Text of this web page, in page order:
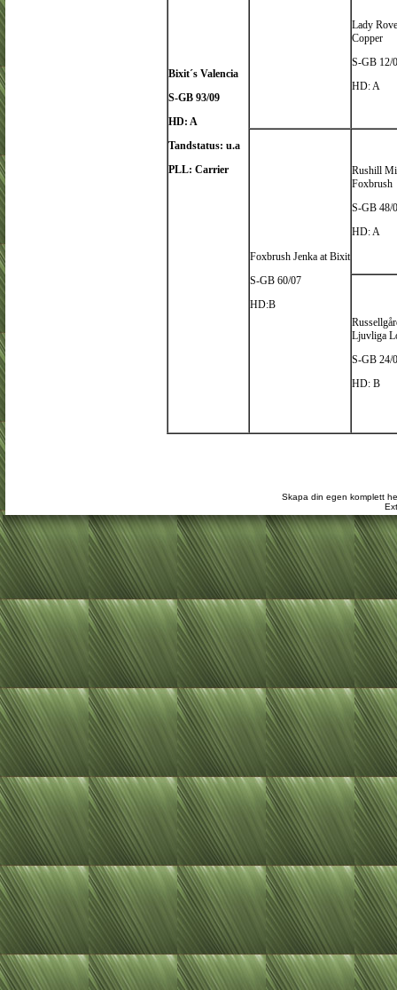
Bixit´s Valencia
S-GB 93/09
HD: A
Tandstatus: u.a
PLL: Carrier
Lady
Copper
S-GB 12/
HD: A
Foxbrush Jenka at Bixit
S-GB 60/07
HD:B
Rushill
Foxbrush
S-GB 48/
HD: A
Ljuvliga
S-GB 24/
HD: B
Skapa din egen komplett